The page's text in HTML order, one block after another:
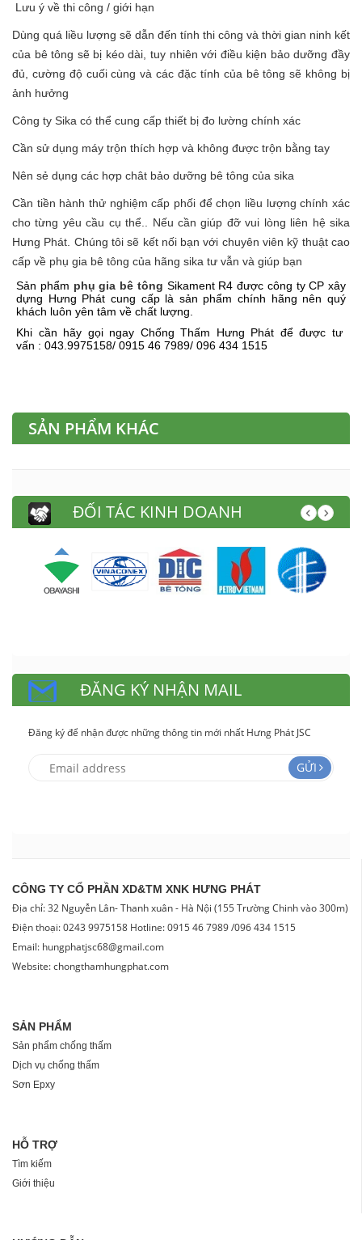
Lưu ý về thi công / giới hạn
Dùng quá liều lượng sẽ dẫn đến tính thi công và thời gian ninh kết
của bê tông sẽ bị kéo dài, tuy nhiên với điều kiện bảo dưỡng đầy
đủ, cường độ cuối cùng và các đặc tính của bê tông sẽ không bị
ảnh hưởng
Công ty Sika có thể cung cấp thiết bị đo lường chính xác
Cần sử dụng máy trộn thích hợp và không được trộn bằng tay
Nên sẻ dụng các hợp chât bảo dưỡng bê tông của sika
Cần tiền hành thử nghiệm cấp phối để chọn liều lượng chính xác
cho từng yêu cầu cụ thể.. Nếu cần giúp đỡ vui lòng liên hệ sika
Hưng Phát. Chúng tôi sẽ kết nối bạn với chuyên viên kỹ thuật cao
cấp về phụ gia bê tông của hãng sika tư vẫn và giúp bạn
Sản phẩm phụ gia bê tông Sikament R4 được công ty CP xây
dựng Hưng Phát cung cấp là sản phẩm chính hãng nên quý
khách luôn yên tâm về chất lượng.
Khi cần hãy gọi ngay Chống Thấm Hưng Phát để được tư
vấn : 043.9975158/ 0915 46 7989/ 096 434 1515
SẢN PHẨM KHÁC
ĐỐI TÁC KINH DOANH
ĐĂNG KÝ NHẬN MAIL
Đăng ký để nhận được những thông tin mới nhất Hưng Phát JSC
GỬI
CÔNG TY CỔ PHẦN XD&TM XNK HƯNG PHÁT
Địa chỉ: 32 Nguyễn Lân- Thanh xuân - Hà Nội (155 Trường Chinh vào 300m)
Điện thoại: 0243 9975158 Hotline: 0915 46 7989 /096 434 1515
Email: hungphatjsc68@gmail.com
Website: chongthamhungphat.com
SẢN PHẨM
Sản phẩm chống thấm
Dịch vụ chống thấm
Sơn Epxy
HỖ TRỢ
Tìm kiếm
Giới thiệu